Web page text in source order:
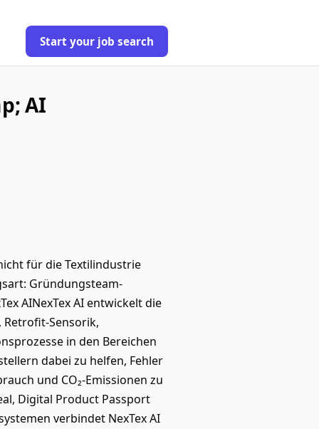
Start your job search
AI
für die Textilindustrie
Gründungsteam-
AINexTex AI entwickelt die
Sensorik,
in den Bereichen
dabei zu helfen, Fehler
und CO₂-Emissionen zu
Digital Product Passport
verbindet NexTex AI